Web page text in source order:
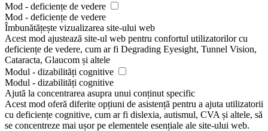
Mod - deficiențe de vedere
Mod - deficiențe de vedere
Îmbunătățește vizualizarea site-ului web
Acest mod ajustează site-ul web pentru confortul utilizatorilor cu
deficiențe de vedere, cum ar fi Degrading Eyesight, Tunnel Vision,
Cataracta, Glaucom și altele
Modul - dizabilități cognitive
Modul - dizabilități cognitive
Ajută la concentrarea asupra unui conținut specific
Acest mod oferă diferite opțiuni de asistență pentru a ajuta utilizatorii
cu deficiențe cognitive, cum ar fi dislexia, autismul, CVA și altele, să
se concentreze mai ușor pe elementele esențiale ale site-ului web.